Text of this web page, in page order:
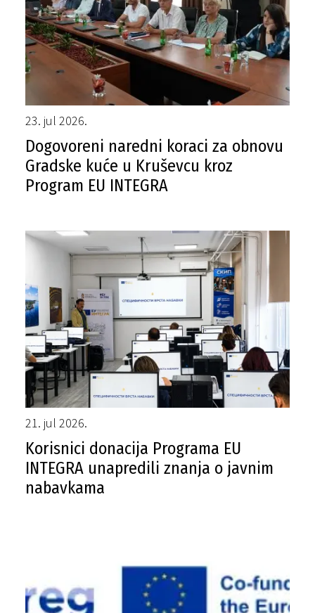
23. jul 2026.
Dogovoreni naredni koraci za obnovu
Gradske kuće u Kruševcu kroz
Program EU INTEGRA
21. jul 2026.
Korisnici donacija Programa EU
INTEGRA unapredili znanja o javnim
nabavkama